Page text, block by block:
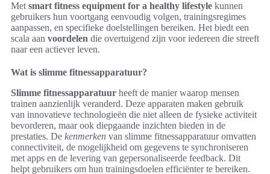
Met smart fitness equipment for a healthy lifestyle kunnen
gebruikers hun voortgang eenvoudig volgen, trainingsregimes
aanpassen, en specifieke doelstellingen bereiken. Het biedt een
scala aan voordelen die overtuigend zijn voor iedereen die streeft
naar een actiever leven.
Wat is slimme fitnessapparatuur?
Slimme fitnessapparatuur heeft de manier waarop mensen
trainen aanzienlijk veranderd. Deze apparaten maken gebruik
van innovatieve technologieën die niet alleen de fysieke activiteit
bevorderen, maar ook diepgaande inzichten bieden in de
prestaties. De kenmerken van slimme fitnessapparatuur omvatten
connectiviteit, de mogelijkheid om gegevens te synchroniseren
met apps en de levering van gepersonaliseerde feedback. Dit
helpt gebruikers om hun trainingsdoelen efficiënter te bereiken.